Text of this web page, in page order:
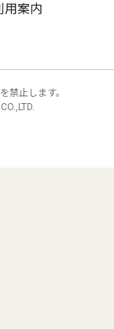
用案内
禁止します。